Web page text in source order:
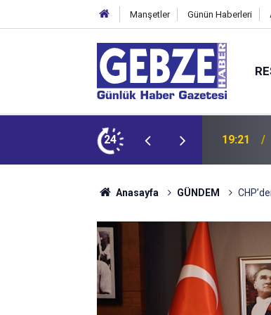
Manşetler Günün Haberleri
24
DİLOVASI ARASI İstanbul Yönü Trafiğe Kapatılıyor 19:20
Anasayfa GÜNDEM